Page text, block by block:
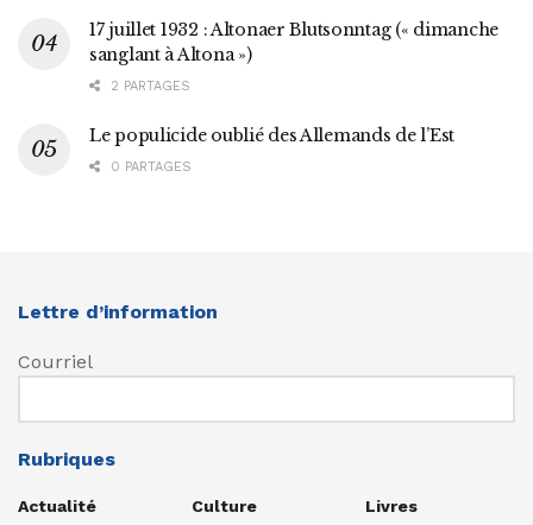
17 juillet 1932 : Altonaer Blutsonntag (« dimanche
sanglant à Altona »)
2 PARTAGES
Le populicide oublié des Allemands de l’Est
0 PARTAGES
Lettre d’information
Courriel
Rubriques
Actualité
Culture
Livres